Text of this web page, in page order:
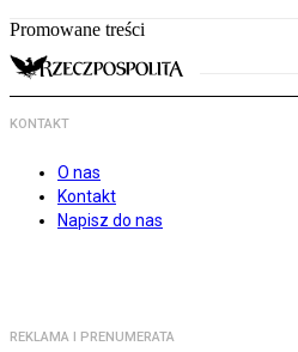
Promowane treści
KONTAKT
O nas
Kontakt
Napisz do nas
REKLAMA I PRENUMERATA